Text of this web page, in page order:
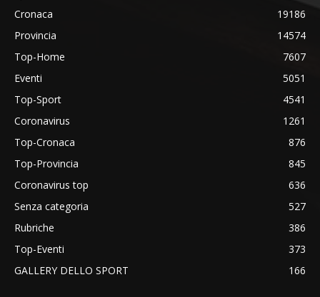
Cronaca
19186
Provincia
14574
Top-Home
7607
Eventi
5051
Top-Sport
4541
Coronavirus
1261
Top-Cronaca
876
Top-Provincia
845
Coronavirus top
636
Senza categoria
527
Rubriche
386
Top-Eventi
373
GALLERY DELLO SPORT
166